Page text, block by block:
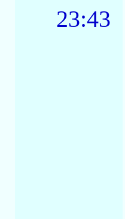
23:43